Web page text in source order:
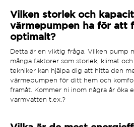
Vilken storlek och
värmepumpen ha för att
optimalt?
Detta är en viktig fråga. Vilken pump
många faktorer som storlek, klimat
tekniker kan hjälpa dig att hitta den
värmepumpen för ditt hem och
framåt. Kommer ni inom några år öka
varmvatten t.ex.?